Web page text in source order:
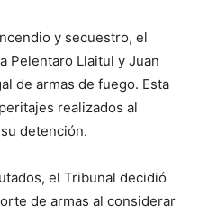
y secuestro, el
Pelentaro Llaitul y Juan
de armas de fuego. Esta
realizados al
detención.
el Tribunal decidió
de armas al considerar